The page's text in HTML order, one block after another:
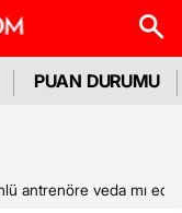
PUAN DURUMU
antrenöre veda mı